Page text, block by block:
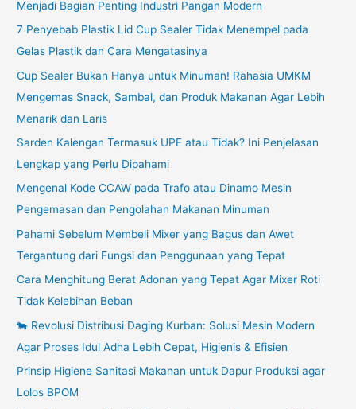
Menjadi Bagian Penting Industri Pangan Modern
7 Penyebab Plastik Lid Cup Sealer Tidak Menempel pada
Gelas Plastik dan Cara Mengatasinya
Cup Sealer Bukan Hanya untuk Minuman! Rahasia UMKM
Mengemas Snack, Sambal, dan Produk Makanan Agar Lebih
Menarik dan Laris
Sarden Kalengan Termasuk UPF atau Tidak? Ini Penjelasan
Lengkap yang Perlu Dipahami
Mengenal Kode CCAW pada Trafo atau Dinamo Mesin
Pengemasan dan Pengolahan Makanan Minuman
Pahami Sebelum Membeli Mixer yang Bagus dan Awet
Tergantung dari Fungsi dan Penggunaan yang Tepat
Cara Menghitung Berat Adonan yang Tepat Agar Mixer Roti
Tidak Kelebihan Beban
🐄 Revolusi Distribusi Daging Kurban: Solusi Mesin Modern
Agar Proses Idul Adha Lebih Cepat, Higienis & Efisien
Prinsip Higiene Sanitasi Makanan untuk Dapur Produksi agar
Lolos BPOM